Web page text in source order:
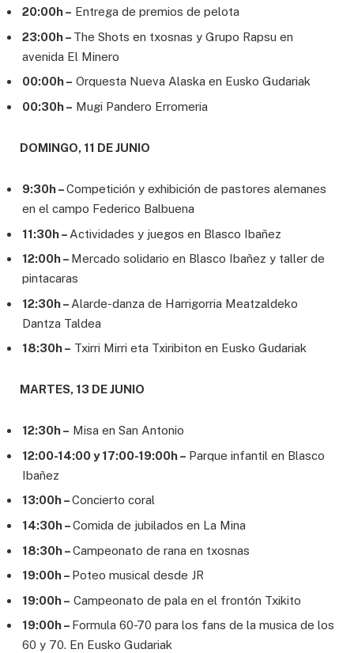
20:00h – Entrega de premios de pelota
23:00h – The Shots en txosnas y Grupo Rapsu en
avenida El Minero
00:00h – Orquesta Nueva Alaska en Eusko Gudariak
00:30h – Mugi Pandero Erromeria
DOMINGO, 11 DE JUNIO
9:30h –Competición y exhibición de pastores alemanes
en el campo Federico Balbuena
11:30h – Actividades y juegos en Blasco Ibañez
12:00h – Mercado solidario en Blasco Ibañez y taller de
pintacaras
12:30h – Alarde-danza de Harrigorria Meatzaldeko
Dantza Taldea
18:30h – Txirri Mirri eta Txiribiton en Eusko Gudariak
MARTES, 13 DE JUNIO
12:30h – Misa en San Antonio
12:00-14:00 y 17:00-19:00h – Parque infantil en Blasco
Ibañez
13:00h –Concierto coral
14:30h –Comida de jubilados en La Mina
18:30h –Campeonato de rana en txosnas
19:00h – Poteo musical desde JR
19:00h – Campeonato de pala en el frontón Txikito
19:00h – Formula 60-70 para los fans de la musica de los
60 y 70. En Eusko Gudariak